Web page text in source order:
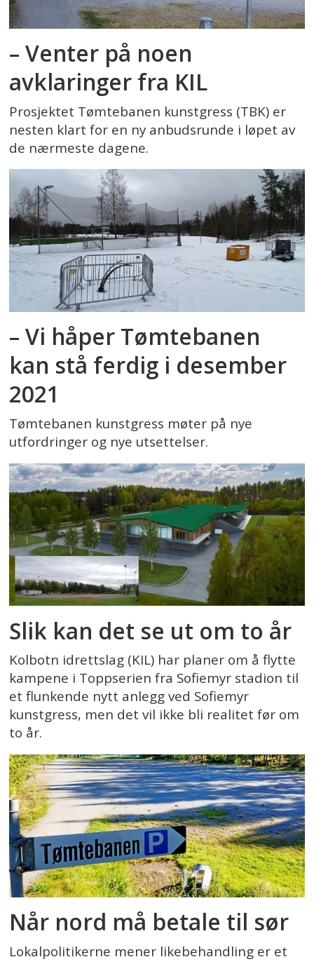
– Venter på noen
avklaringer fra KIL
Prosjektet Tømtebanen kunstgress (TBK) er
nesten klart for en ny anbudsrunde i løpet av
de nærmeste dagene.
– Vi håper Tømtebanen
kan stå ferdig i desember
2021
Tømtebanen kunstgress møter på nye
utfordringer og nye utsettelser.
Slik kan det se ut om to år
Kolbotn idrettslag (KIL) har planer om å flytte
kampene i Toppserien fra Sofiemyr stadion til
et flunkende nytt anlegg ved Sofiemyr
kunstgress, men det vil ikke bli realitet før om
to år.
Når nord må betale til sør
Lokalpolitikerne mener likebehandling er et